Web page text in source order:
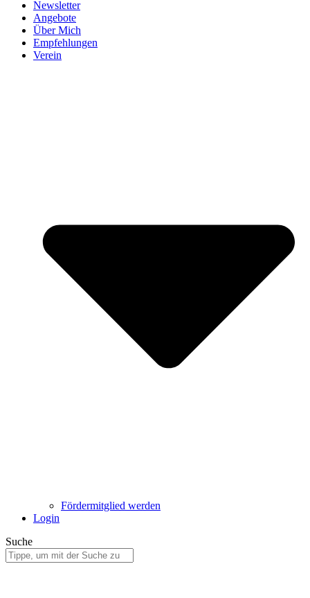
Newsletter
Angebote
Über Mich
Empfehlungen
Verein
Fördermitglied werden
Login
Suche